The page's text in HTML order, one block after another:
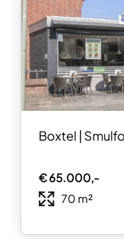
Boxtel |
€ 65.000,-
70 m²